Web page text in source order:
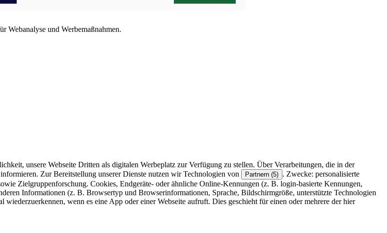
Webanalyse und Werbemaßnahmen.
unsere Webseite Dritten als digitalen Werbeplatz zur Verfügung zu stellen. Über Verarbeitungen, die in der
Zur Bereitstellung unserer Dienste nutzen wir Technologien von Partnern (5) . Zwecke: personalisierte
Zielgruppenforschung. Cookies, Endgeräte- oder ähnliche Online-Kennungen (z. B. login-basierte Kennungen,
Informationen (z. B. Browsertyp und Browserinformationen, Sprache, Bildschirmgröße, unterstützte Technologien
wenn es eine App oder einer Webseite aufruft. Dies geschieht für einen oder mehrere der hier